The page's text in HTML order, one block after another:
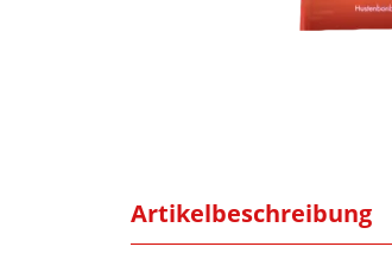
Artikelbeschreibung